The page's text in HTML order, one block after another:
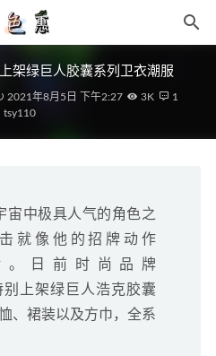
架绿巨人胶囊系列卫衣潮服
2021年8月5日 下午2:27 3K
1
tsy110
宙中极具人气的角色之
就像他的招牌动作
。日前时尚品牌
上架绿巨人浩克胶囊
、裙装以及方巾，全系
肉10斤 2019-02-09
细节！网友：钱都准备好了！
2和大三角优缺点对比 2021-04-29
道9中低配置对比谁更强？